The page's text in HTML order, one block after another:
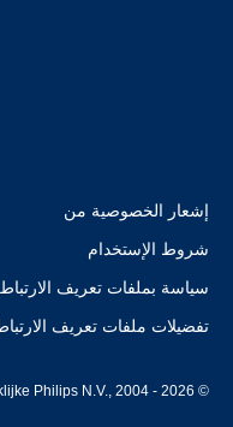
إشعار الخصوصية من
شروط الإستخدام
سياسة بملفات تعريف الارتباط
تفضيلات ملفات تعريف الارتباط
© Koninklijke Philips N.V., 2004 - 2026. كل الحقوق محفوظة.